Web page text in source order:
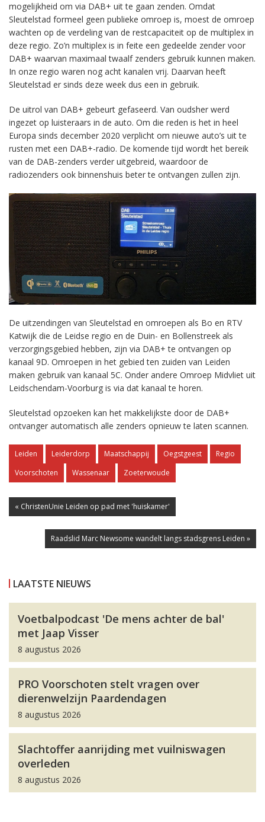
mogelijkheid om via DAB+ uit te gaan zenden. Omdat
Sleutelstad formeel geen publieke omroep is, moest de omroep
wachten op de verdeling van de restcapaciteit op de multiplex in
deze regio. Zo’n multiplex is in feite een gedeelde zender voor
DAB+ waarvan maximaal twaalf zenders gebruik kunnen maken.
In onze regio waren nog acht kanalen vrij. Daarvan heeft
Sleutelstad er sinds deze week dus een in gebruik.
De uitrol van DAB+ gebeurt gefaseerd. Van oudsher werd
ingezet op luisteraars in de auto. Om die reden is het in heel
Europa sinds december 2020 verplicht om nieuwe auto’s uit te
rusten met een DAB+-radio. De komende tijd wordt het bereik
van de DAB-zenders verder uitgebreid, waardoor de
radiozenders ook binnenshuis beter te ontvangen zullen zijn.
De uitzendingen van Sleutelstad en omroepen als Bo en RTV
Katwijk die de Leidse regio en de Duin- en Bollenstreek als
verzorgingsgebied hebben, zijn via DAB+ te ontvangen op
kanaal 9D. Omroepen in het gebied ten zuiden van Leiden
maken gebruik van kanaal 5C. Onder andere Omroep Midvliet uit
Leidschendam-Voorburg is via dat kanaal te horen.
Sleutelstad opzoeken kan het makkelijkste door de DAB+
ontvanger automatisch alle zenders opnieuw te laten scannen.
Leiden Leiderdorp Maatschappij Oegstgeest
Regio
Voorschoten
Wassenaar Zoeterwoude
« ChristenUnie Leiden op pad met 'huiskamer'
Raadslid Marc Newsome wandelt langs stadsgrens Leiden »
LAATSTE NIEUWS
Voetbalpodcast 'De mens achter de bal'
met Jaap Visser
8 augustus 2026
PRO Voorschoten stelt vragen over
dierenwelzijn Paardendagen
8 augustus 2026
Slachtoffer aanrijding met vuilniswagen
overleden
8 augustus 2026